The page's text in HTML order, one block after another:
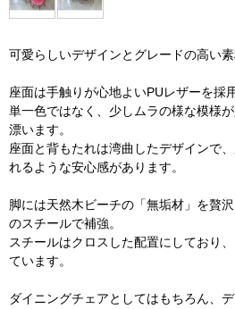
可愛らしいデザインとグレードの高い
座面は手触りが心地よいPUレザーを採用
単一色ではなく、少しムラの様な模様
漂います。
座面と背もたれは湾曲したデザインで
れるような安心感があります。
脚には天然木ビーチの「無垢材」を贅
のスチールで補強。
スチールはクロスした配置にしており
ています。
ダイニングチェアとしてはもちろん、